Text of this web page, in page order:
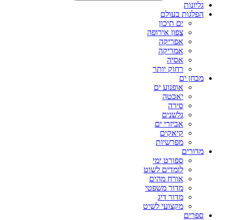
גליונות
הפלגות בעולם
ים תיכון
צפון אירופה
אפריקה
אמריקה
אסיה
רחוק יותר
מבחן ים
אופנוע ים
יאכטה
סירה
גלשנים
אביזרי ים
קיאקים
מפרשיות
מדורים
ספורט ימי
לומדים לשוט
אורח מהים
מדור משפטי
מדור דיג
מקצועי לשיט
ספרים